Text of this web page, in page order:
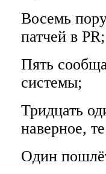
Восемь
патчей в PR;
Пять
системы;
Тридцать
наверное,
Один